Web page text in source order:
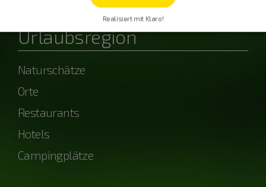
Urlaubsregion
Naturschätze
Orte
Restaurants
Hotels
Campingplätze
Realisiert mit Klaro!